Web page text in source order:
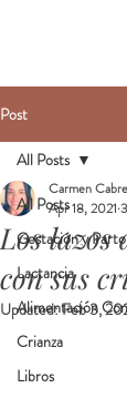
Post
All Posts
Gestación y Parto
Lactancia
Alimentación
Crianza
Libros
All Posts
Los lazos
con sus
Carmen
Apr 18, 2021
Updated:Feb 3,